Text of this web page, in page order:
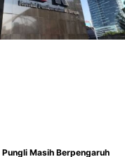
Pungli Masih Berpengaruh